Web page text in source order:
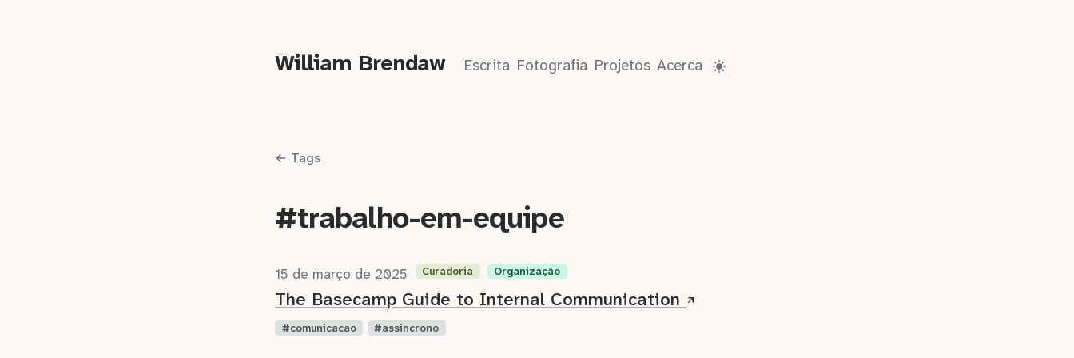
William Brendaw Escrita Fotografia Projetos Acerca
← Tags
#trabalho-em-equipe
15 de março de 2025 Curadoria Organização
The Basecamp Guide to Internal Communication
comunicacao assincrono